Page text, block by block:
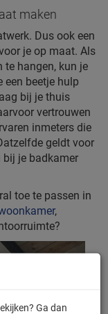
maken
Dus ook een
je op maat. Als
te hangen, kun je
een beetje hulp
bij je thuis
vertrouwen
inmeters die
geldt voor
bij je badkamer
toe te passen in
,
Ga dan